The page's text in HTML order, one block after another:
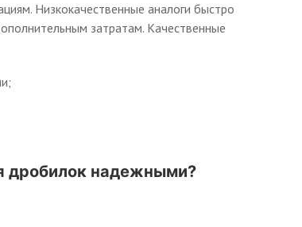
Низкокачественные аналоги быстро
затратам. Качественные
дробилок надежными?